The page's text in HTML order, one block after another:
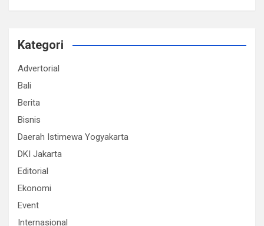
Kategori
Advertorial
Bali
Berita
Bisnis
Daerah Istimewa Yogyakarta
DKI Jakarta
Editorial
Ekonomi
Event
Internasional